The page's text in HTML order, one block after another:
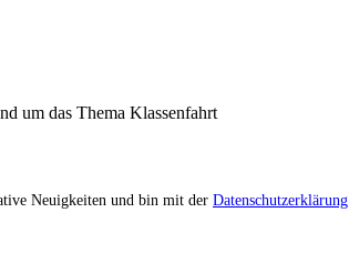
um das Thema Klassenfahrt
Neuigkeiten und bin mit der Datenschutzerklärung